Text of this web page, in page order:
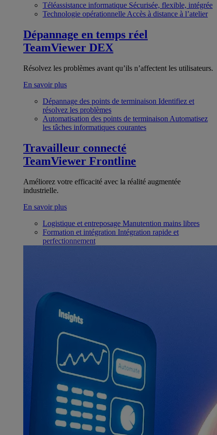
Téléassistance informatique Sécurisée, flexible, intégrée
Technologie opérationnelle Accès à distance à l’atelier
Dépannage en temps réel
TeamViewer DEX
Résolvez les problèmes avant qu’ils n’affectent les utilisateurs.
En savoir plus
Dépannage des points de terminaison Identifiez et
résolvez les problèmes
Automatisation des points de terminaison Automatisez
les tâches informatiques courantes
Travailleur connecté
TeamViewer Frontline
Améliorez votre efficacité avec la réalité augmentée
industrielle.
En savoir plus
Logistique et entreposage Manutention mains libres
Formation et intégration Intégration rapide et
perfectionnement